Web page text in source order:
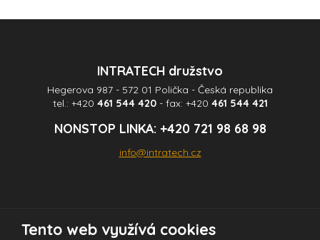
odeslat.
INTRATECH družstvo
Hegerova 987 - 572 01 Polička - Česká republika
tel.: +420 461 544 420- fax: +420 461 544 421
NONSTOP LINKA: +420 721 98 68 98
info@intratech.cz
© 2026 INTRATECH družstvo - všechna práva vyhrazena
Tento web využívá cookies